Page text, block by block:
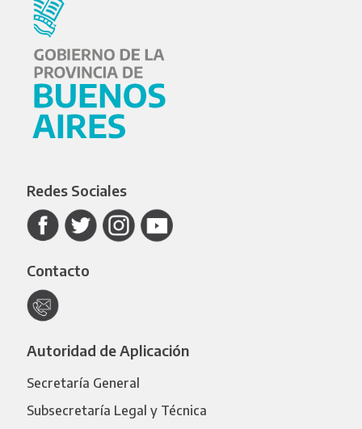
Redes Sociales
Contacto
Autoridad de Aplicación
Secretaría General
Subsecretaría Legal y Técnica